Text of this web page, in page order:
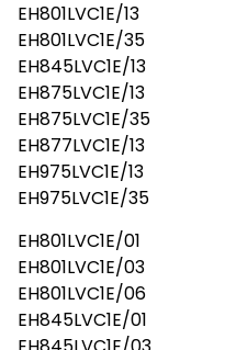
EH801LVC1E/13
EH801LVC1E/35
EH845LVC1E/13
EH875LVC1E/13
EH875LVC1E/35
EH877LVC1E/13
EH975LVC1E/13
EH975LVC1E/35
EH801LVC1E/01
EH801LVC1E/03
EH801LVC1E/06
EH845LVC1E/01